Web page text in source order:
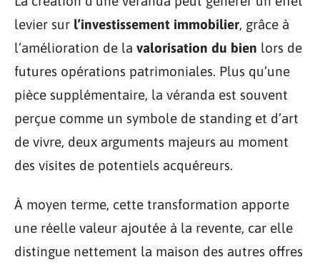
levier sur l’investissement immobilier, grâce à
l’amélioration de la valorisation du bien lors de
futures opérations patrimoniales. Plus qu’une
pièce supplémentaire, la véranda est souvent
perçue comme un symbole de standing et d’art
de vivre, deux arguments majeurs au moment
des visites de potentiels acquéreurs.
À moyen terme, cette transformation apporte
une réelle valeur ajoutée à la revente, car elle
distingue nettement la maison des autres offres